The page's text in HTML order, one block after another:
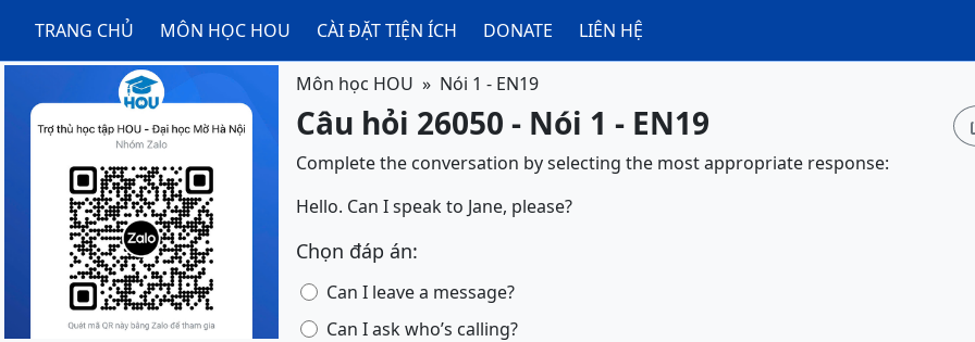
TRANG CHỦ MÔN HỌC HOU CÀI ĐẶT TIỆN ÍCH DONATE LIÊN HỆ
Môn học HOU Nói 1 - EN19
Câu hỏi 26050 - Nói 1 - EN19
Complete the conversation by selecting the most appropriate response:
Hello. Can I speak to Jane, please?
Chọn đáp án:
Can I leave a message?
Can I ask who’s calling?